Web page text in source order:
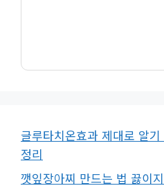
글루타치온효과 제대로 알
정리
깻잎장아찌 만드는 법 끓이